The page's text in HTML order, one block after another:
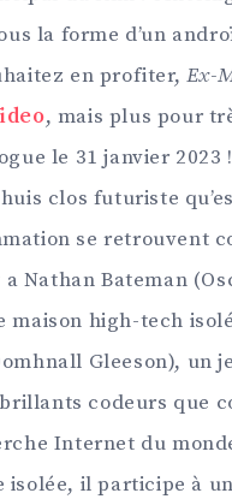
la forme d’un
en profiter, Ex-
, mais plus pour
le 31 janvier 2023 !
clos futuriste
se retrouvent
Nathan Bateman
maison high-tech
Gleeson), un
codeurs que
Internet du
isolée, il participe à